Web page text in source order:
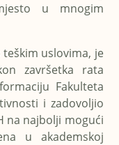
u mnogim
uslovima, je
završetka rata
Fakulteta
i zadovoljio
na najbolji mogući
u akademskoj